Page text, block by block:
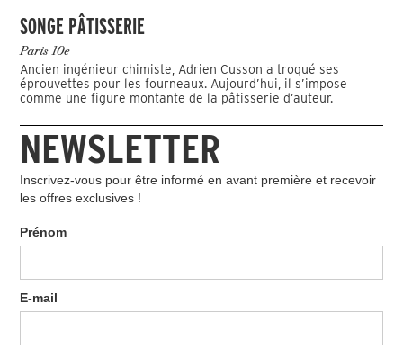
SONGE PÂTISSERIE
Paris 10e
Ancien ingénieur chimiste, Adrien Cusson a troqué ses
éprouvettes pour les fourneaux. Aujourd’hui, il s’impose
comme une figure montante de la pâtisserie d’auteur.
NEWSLETTER
Inscrivez-vous pour être informé en avant première et recevoir
les offres exclusives !
Prénom
E-mail